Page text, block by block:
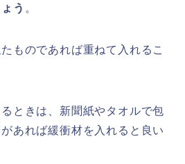
う 。
ものであれば重ねて入れるこ
ときは、新聞紙やタオルで包
あれば緩衝材を入れると良い